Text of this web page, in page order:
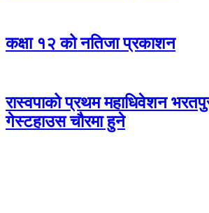
कक्षा १२ को नतिजा प्रकाशन
रास्वपाको प्रथम महाधिवेशन
गेस्टहाउस चौरमा हुने